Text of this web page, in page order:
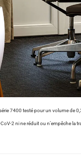
7400 testé pour un volume de
2 ni ne réduit ou n’empêche la